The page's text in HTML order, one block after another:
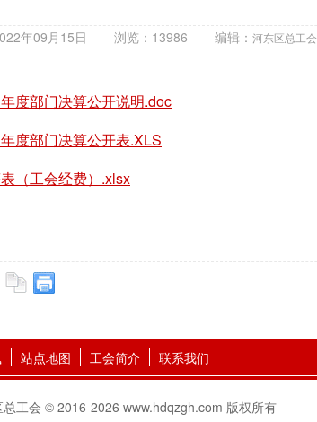
年09月15日 浏览：13986 编辑： 河东区总工会
度部门决算公开说明.doc
度部门决算公开表.XLS
（工会经费）.xlsx
站点地图 工会简介 联系我们
工会 © 2016-2026 www.hdqzgh.com 版权所有